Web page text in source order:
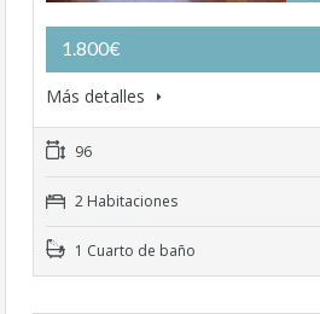
1.800€
Más detalles
96
2 Habitaciones
1 Cuarto de baño